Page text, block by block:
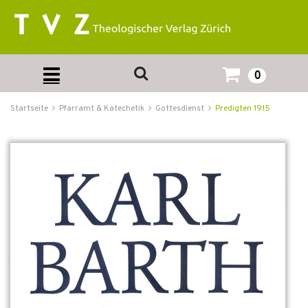
0
Startseite Pfarramt & Katechetik Gottesdienst Predigten 1915